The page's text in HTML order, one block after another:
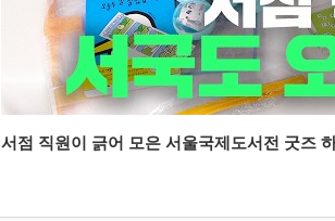
서점 직원이 긁어 모은 서울국제도서전 굿즈